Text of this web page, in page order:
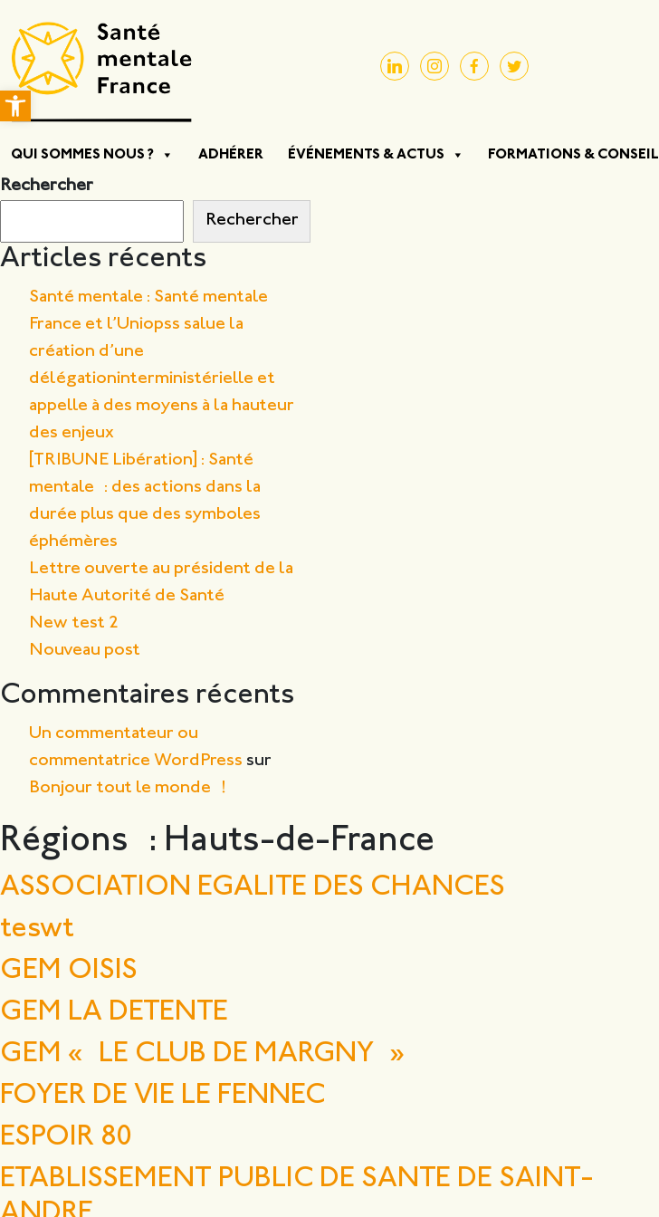
Ouvrir la barre d’outils
QUI SOMMES NOUS ? ADHÉRER ÉVÉNEMENTS & ACTUS FORMATIONS & CONSEIL
Rechercher
Rechercher
Articles récents
Santé mentale : Santé mentale
France et l’Uniopss salue la
création d’une
délégationinterministérielle et
appelle à des moyens à la hauteur
des enjeux
[TRIBUNE Libération] : Santé
mentale : des actions dans la
durée plus que des symboles
éphémères
Lettre ouverte au président de la
Haute Autorité de Santé
New test 2
Nouveau post
Commentaires récents
Un commentateur ou
commentatrice WordPress sur
Bonjour tout le monde !
Régions : Hauts-de-France
ASSOCIATION EGALITE DES CHANCES
teswt
GEM OISIS
GEM LA DETENTE
GEM « LE CLUB DE MARGNY »
FOYER DE VIE LE FENNEC
ESPOIR 80
ETABLISSEMENT PUBLIC DE SANTE DE SAINT-